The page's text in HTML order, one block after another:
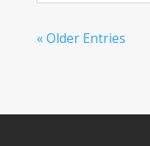
« Older Entries